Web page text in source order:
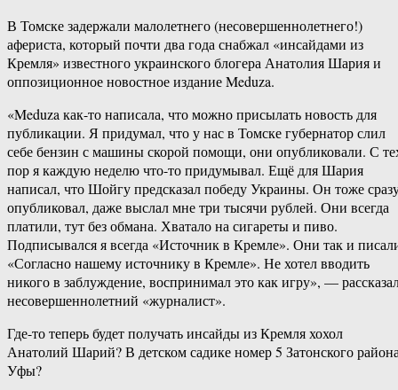
В Томске задержали малолетнего (несовершеннолетнего!)
афериста, который почти два года снабжал «инсайдами из
Кремля» известного украинского блогера Анатолия Шария и
оппозиционное новостное издание Meduza.
«Meduza как-то написала, что можно присылать новость для
публикации. Я придумал, что у нас в Томске губернатор слил
себе бензин с машины скорой помощи, они опубликовали. С
пор я каждую неделю что-то придумывал. Ещё для Шария
написал, что Шойгу предсказал победу Украины. Он тоже
опубликовал, даже выслал мне три тысячи рублей. Они всегда
платили, тут без обмана. Хватало на сигареты и пиво.
Подписывался я всегда «Источник в Кремле». Они так и
«Согласно нашему источнику в Кремле». Не хотел вводить
никого в заблуждение, воспринимал это как игру», —
несовершеннолетний «журналист».
Где-то теперь будет получать инсайды из Кремля хохол
Анатолий Шарий? В детском садике номер 5 Затонского
Уфы?